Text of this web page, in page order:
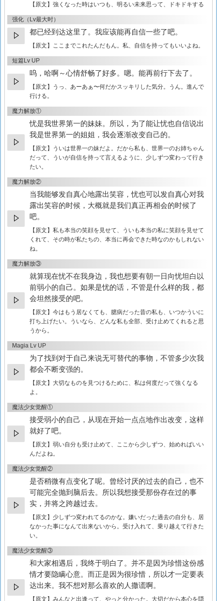
【原文】 強くなった時はいつも、明るい未来思って、ドキドキする
强化（Lv最大时）
都已经到达这里了。我应该能再自信一些了吧。
【原文】 ここまでこれたんだもん。私、自信を持ってもいいよね。
短篇Lv UP
呜，哈啊～心情舒畅了好多。嗯。能再前行下去了。
【原文】
うっ、あーあぁ〜何だかスッキリした気分。うん。進んで
行ける。
魔力解放①
忧是我世界第一的妹妹。所以，为了能让忧也自信说出
我是世界第一的姐姐，我会逐渐改变自己的。
【原文】
ういは世界一の妹だよ。だから私も、世界一のお姉ちゃん
だって、ういが自信を持って言えるように、少しずつ変わって行き
たい。
魔力解放②
当我能够发自真心地露出笑容，忧也可以发自真心对我
露出笑容的时候，大概就是我们真正再相会的时候了
吧。
【原文】 私も本当の笑顔を見せて、ういも本当の私に笑顔を見せて
くれて、その時が私たちの、本当に再会できた時なのかもしれない
ね。
魔力解放③
就算现在忧不在我身边，我也想要有朝一日向忧坦白以
前弱小的自己。如果是忧的话，不管是什么样的我，都
会坦然接受的吧。
【原文】 今はもう居なくても、臆病だった昔の私も、いつかういに
打ち上げたい。ういなら、どんな私も全部、受け止めてくれると思
うから。
Magia Lv UP
为了找到对于自己来说无可替代的事物，不管多少次我
都会不断变强的。
【原文】 大切なものを見つけるために、私は何度だって強くなる
よ。
魔法少女觉醒①
接受弱小的自己，从现在开始一点点地作出改变，这样
就好了吧。
【原文】 弱い自分も受け止めて、ここから少しずつ、始めればいい
んだよね。
魔法少女觉醒②
是否稍微有点变化了呢。曾经讨厌的过去的自己，也不
可能完全抛到脑后去。所以我想接受那份存在过的事
实，并将之跨越过去。
【原文】 少しずつ変われてるのかな。嫌いだった過去の自分も、居
なかった事になんて出来ないから。受け入れて、乗り越えて行きた
い。
魔法少女觉醒③
和大家相遇后，我终于明白了。并不是因为珍惜这份感
情才要隐瞒心意。而正是因为很珍惜，所以才一定要表
达出来。我不想对那么喜欢的人撒谎啊。
【原文】 みんなと出逢って、やっと分かった。大切だから本心を隠